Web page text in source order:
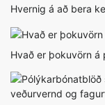
Hvernig á að bera
Hvað er þokuvörn